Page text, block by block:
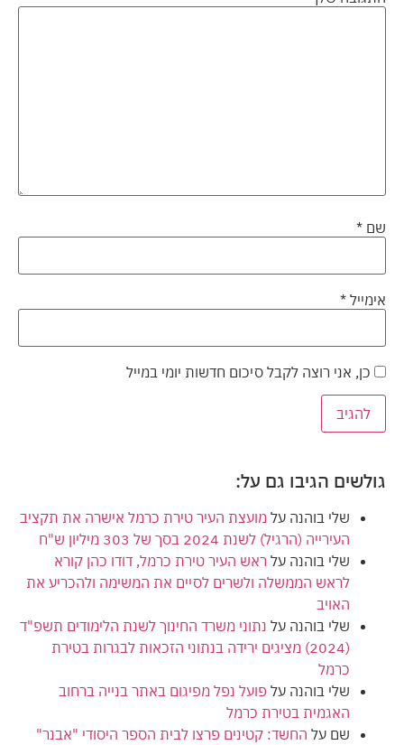
שם *
אימייל *
כן, אני רוצה לקבל סיכום חדשות יומי במייל
גולשים הגיבו גם על:
שלי בוהנה על מועצת העיר טירת כרמל אישרה את תקציב
העירייה (הרגיל) לשנת 2024 בסך של 303 מיליון ש"ח
שלי בוהנה על ראש העיר טירת כרמל, דודו כהן קורא
לראש הממשלה ולשרים לסיים את המשימה ולהכריע את
האויב
שלי בוהנה על נתוני משרד החינוך לשנת הלימודים תשפ"ד
(2024) מציגים ירידה בנתוני הזכאות לבגרות בטירת
כרמל
שלי בוהנה על פועל נפל מפיגום באתר בנייה ברחוב
האגמית בטירת כרמל
שם על החשד: קטינים פרצו לבית הספר היסודי "אבנר"